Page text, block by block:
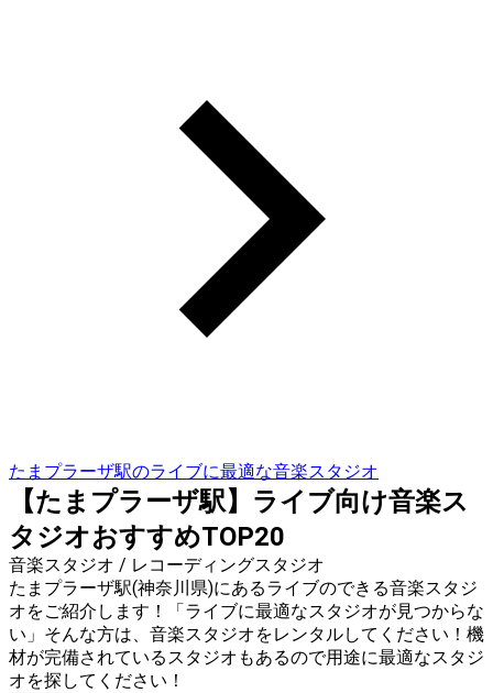
たまプラーザ駅のライブに最適な音楽スタジオ
【たまプラーザ駅】ライブ向け音楽ス
タジオおすすめTOP20
音楽スタジオ / レコーディングスタジオ
たまプラーザ駅(神奈川県)にあるライブのできる音楽スタジ
オをご紹介します！「ライブに最適なスタジオが見つからな
い」そんな方は、音楽スタジオをレンタルしてください！機
材が完備されているスタジオもあるので用途に最適なスタジ
オを探してください！